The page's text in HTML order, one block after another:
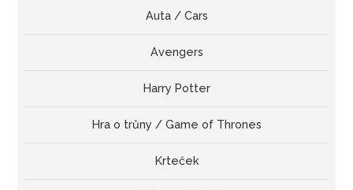
Auta / Cars
Avengers
Harry Potter
Hra o trůny / Game of Thrones
Krteček